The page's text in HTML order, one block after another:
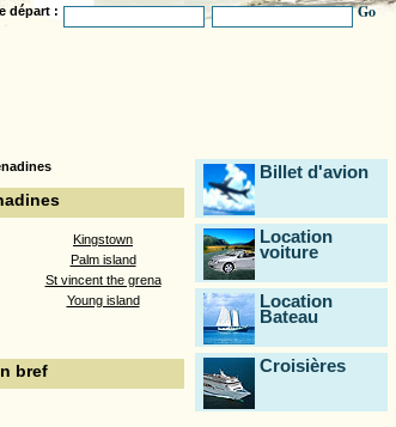
départ :
Go
Kingstown
Palm island
St vincent the grena
Young island
bref
Billet d'avion
Location
voiture
Location
Bateau
Croisières